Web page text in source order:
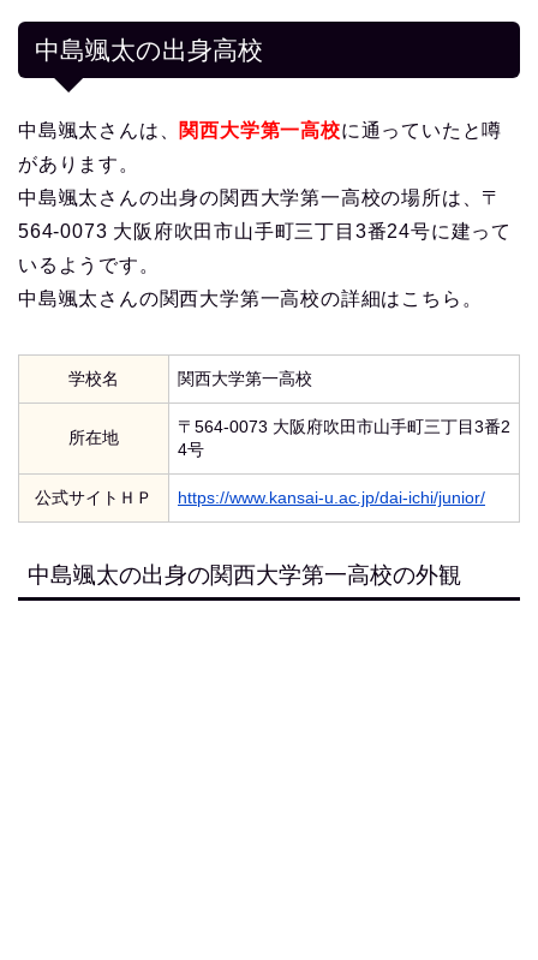
中島颯太の出身高校
中島颯太さんは、 関西大学第一高校に通っていたと噂
があります。
中島颯太さんの出身の関西大学第一高校の場所は、〒
564-0073 大阪府吹田市山手町三丁目3番24号に建って
いるようです。
中島颯太さんの関西大学第一高校の詳細はこちら。
学校名 関西大学第一高校
所在地
〒564-0073 大阪府吹田市山手町三丁目3番2
4号
公式サイトＨＰ https://www.kansai-u.ac.jp/dai-ichi/junior/
中島颯太の出身の関西大学第一高校の外観